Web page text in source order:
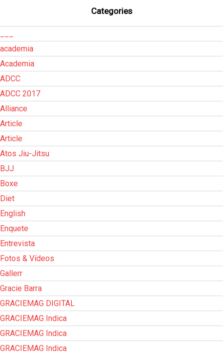
Categories
academia
Academia
ADCC
ADCC 2017
Alliance
Article
Article
Atos Jiu-Jitsu
BJJ
Boxe
Diet
English
Enquete
Entrevista
Fotos & Vídeos
Gallerr
Gracie Barra
GRACIEMAG DIGITAL
GRACIEMAG Indica
GRACIEMAG Indica
GRACIEMAG Indica